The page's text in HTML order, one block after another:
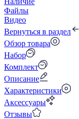
Файлы
Видео
Вернуться в раздел
Обзор товара
Набор
Комплект
Описание
Характеристики
Аксессуары
Отзывы